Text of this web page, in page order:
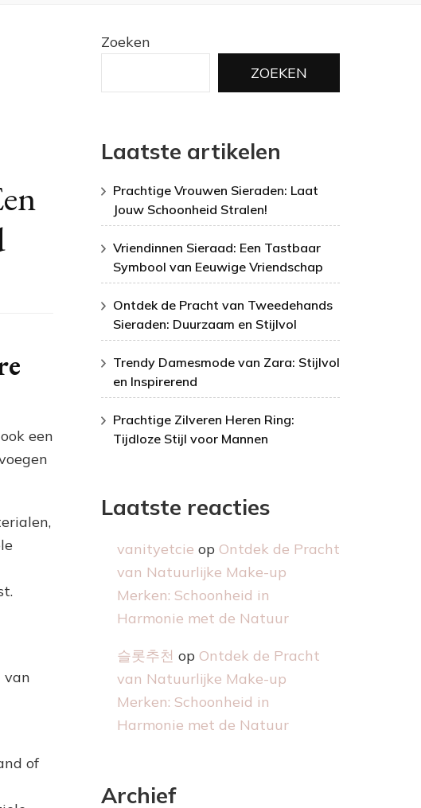
een
van
of
Zoeken
ZOEKEN
Laatste artikelen
Prachtige Vrouwen Sieraden: Laat
Jouw Schoonheid Stralen!
Vriendinnen Sieraad: Een Tastbaar
Symbool van Eeuwige Vriendschap
Ontdek de Pracht van Tweedehands
Sieraden: Duurzaam en Stijlvol
Trendy Damesmode van Zara: Stijlvol
en Inspirerend
Prachtige Zilveren Heren Ring:
Tijdloze Stijl voor Mannen
Laatste reacties
vanityetcie op Ontdek de Pracht
van Natuurlijke Make-up
Merken: Schoonheid in
Harmonie met de Natuur
슬롯추천 op Ontdek de Pracht
van Natuurlijke Make-up
Merken: Schoonheid in
Harmonie met de Natuur
Archief